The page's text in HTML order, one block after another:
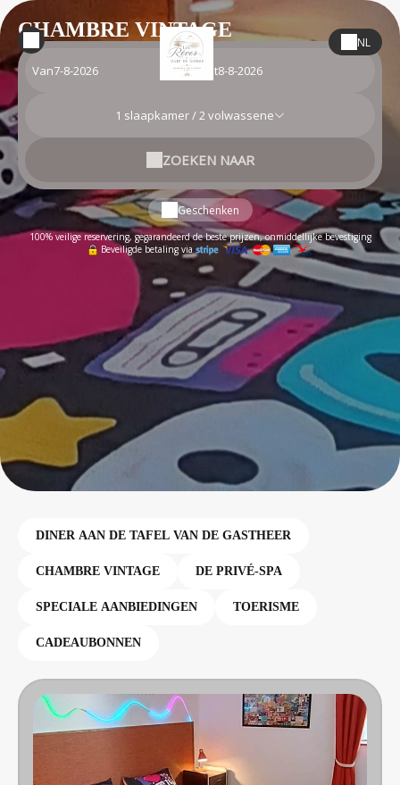
NL
CHAMBRE VINTAGE
Van tot
1 slaapkamer /2volwassene
ZOEKEN NAAR
Geschenken
100% veilige reservering, gegarandeerd de beste prijzen, onmiddellijke bevestiging
Beveiligde betaling via
DINER AAN DE TAFEL VAN DE GASTHEER
CHAMBRE VINTAGE DE PRIVÉ-SPA
SPECIALE AANBIEDINGEN TOERISME
CADEAUBONNEN